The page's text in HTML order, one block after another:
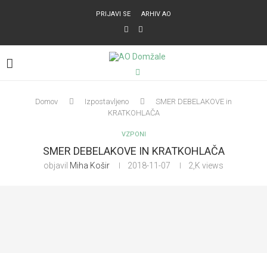
PRIJAVI SE ARHIV AO
Domov Izpostavljeno
SMER DEBELAKOVE in
KRATKOHLAČA
VZPONI
SMER DEBELAKOVE IN KRATKOHLAČA
objavil Miha Košir 2018-11-07 2,K views